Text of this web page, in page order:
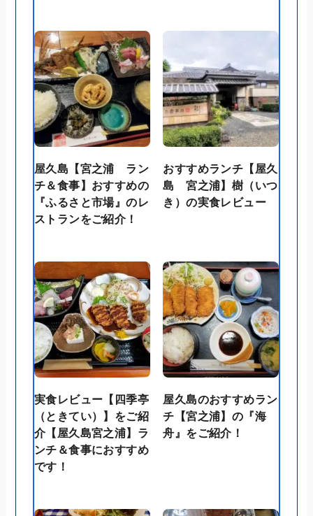
屋久島【宮之浦 ラン
チ＆食事】おすすめの
『ふるさと市場』のレ
ストランをご紹介！
おすすめランチ【屋久
島 宮之浦】樹（いつ
き）の実食レビュー
実食レビュー【四季亭
（ときてい）】をご紹
介【屋久島宮之浦】ラ
ンチ＆食事におすすめ
です！
屋久島のおすすめラン
チ【宮之浦】の『海
舟』をご紹介！